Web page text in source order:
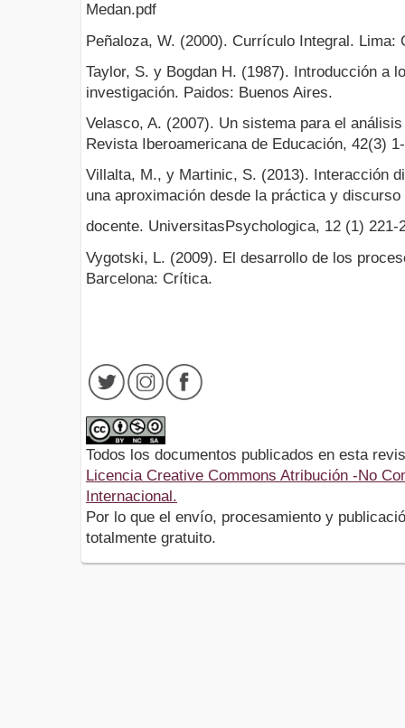
Medan.pdf
Peñaloza, W. (2000). Currículo Integral. Lima:
Taylor, S. y Bogdan H. (1987). Introducción a
investigación. Paidos: Buenos Aires.
Velasco, A. (2007). Un sistema para el
Revista Iberoamericana de Educación, 42(3)
Villalta, M., y Martinic, S. (2013). Interacción
una aproximación desde la práctica y discurso
docente. UniversitasPsychologica, 12 (1) 221-
Vygotski, L. (2009). El desarrollo de los
Barcelona: Crítica.
Todos los documentos publicados en esta
Licencia Creative Commons Atribución -No
Internacional.
Por lo que el envío, procesamiento y
totalmente gratuito.